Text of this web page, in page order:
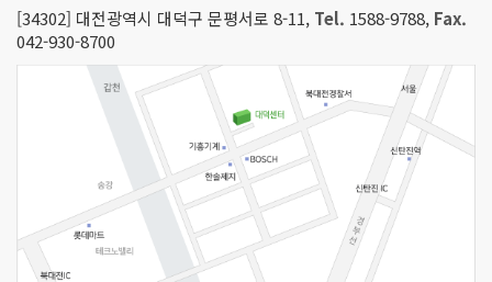
[34302] 대전광역시 대덕구 문평서로 8-11, Tel. 1588-9788, Fax.
042-930-8700